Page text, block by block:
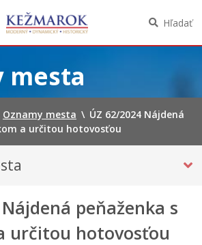
Hľadať
mesta
Oznamy mesta \ ÚZ 62/2024 Nájdená
a určitou hotovosťou
peňaženka s
určitou hotovosťou